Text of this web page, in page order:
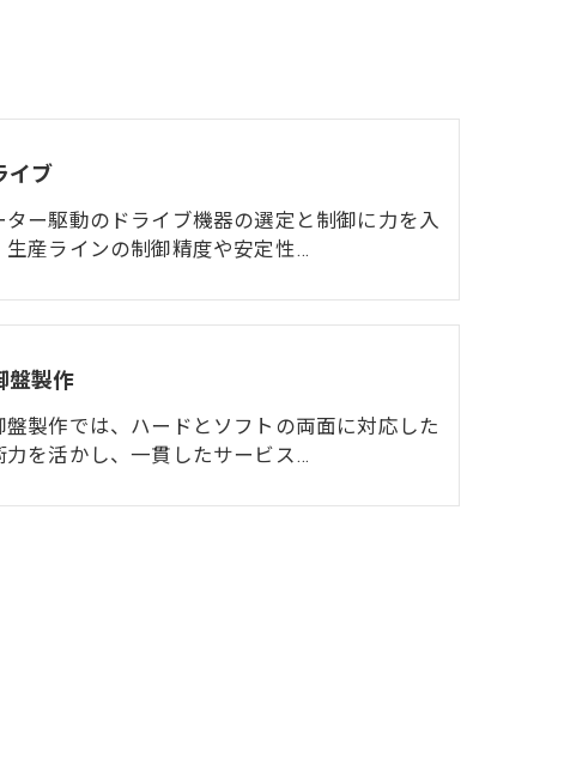
イブ
ター駆動のドライブ機器の選定と制御に力を入
生産ラインの制御精度や安定性…
盤製作
盤製作では、ハードとソフトの両面に対応した
力を活かし、一貫したサービス…